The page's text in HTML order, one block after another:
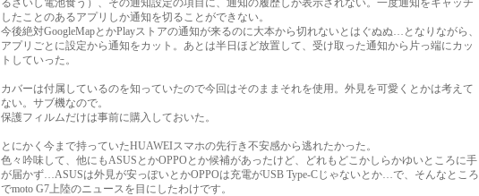
るさいし電池食う）、その通知設定の項目に、通知の履歴しか表示されない。一度通知をキャッチ
したことのあるアプリしか通知を切ることができない。
今後絶対GoogleMapとかPlayストアの通知が来るのに大本から切れないとはぐぬぬ…となりながら、
アプリごとに設定から通知をカット。あとは半日ほど放置して、受け取った通知から片っ端にカッ
トしていった。
カバーは付属しているのを知っていたので今回はそのままそれを使用。外見を可愛くとかは考えて
ない。サブ機なので。
保護フィルムだけは事前に購入しておいた。
とにかく今まで持っていたHUAWEIスマホの先行き不安感から逃れたかった。
色々吟味して、他にもASUSとかOPPOとか候補があったけど、どれもどこかしらかゆいところに手
が届かず…ASUSは外見が安っぽいとかOPPOは充電がUSB Type-Cじゃないとか…で、そんなところ
でmoto G7上陸のニュースを目にしたわけです。